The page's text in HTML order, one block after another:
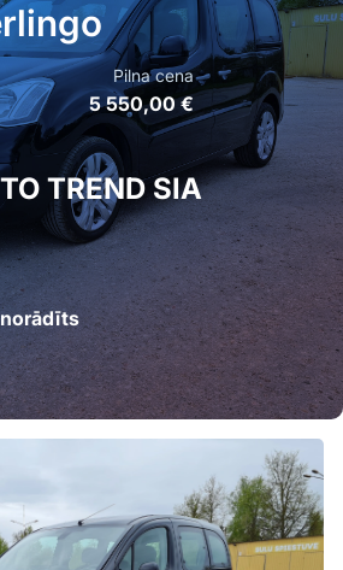
Pilna cena
5 550,00 €
TREND SIA